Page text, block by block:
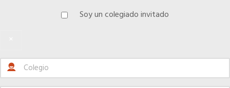
Soy un colegiado invitado